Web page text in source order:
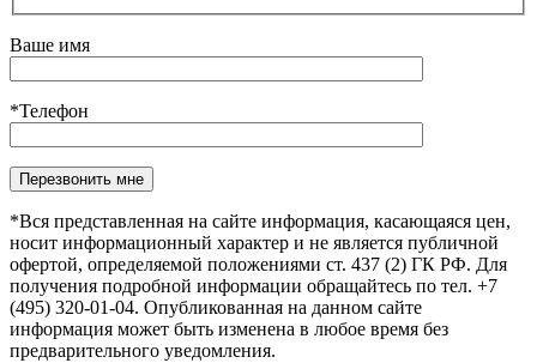
Ваше имя
*Телефон
Оставьте это поле пустым.
*Вся представленная на сайте информация, касающаяся цен,
носит информационный характер и не является публичной
офертой, определяемой положениями ст. 437 (2) ГК РФ. Для
получения подробной информации обращайтесь по тел. +7
(495) 320-01-04. Опубликованная на данном сайте
информация может быть изменена в любое время без
предварительного уведомления.